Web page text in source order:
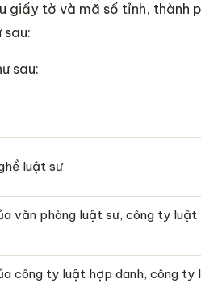
giấy tờ và mã số tỉnh, thành
sau:
sau:
luật sư
văn phòng luật sư, công ty luật
công ty luật hợp danh, công ty